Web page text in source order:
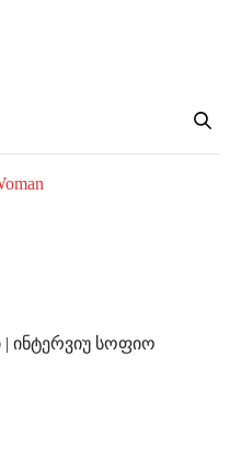
| ინტერვიუ სოფიო